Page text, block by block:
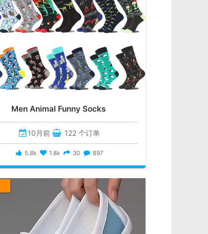
Men Animal Funny Socks
10月前 122 个订单
5.8k 1.8k 30 897